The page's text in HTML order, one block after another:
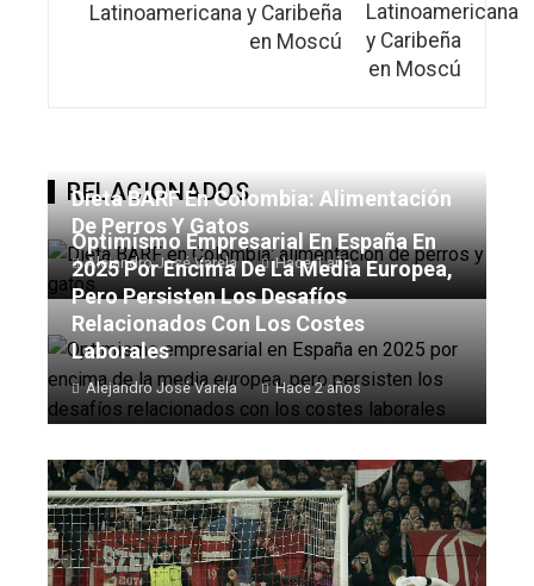
Latinoamericana y Caribeña
en Moscú
RELACIONADOS
Dieta BARF En Colombia: Alimentación
De Perros Y Gatos
Alejandro José Varela Hace 1 año
Optimismo Empresarial En España En
2025 Por Encima De La Media Europea,
Pero Persisten Los Desafíos
Relacionados Con Los Costes
Laborales
Alejandro José Varela Hace 2 años